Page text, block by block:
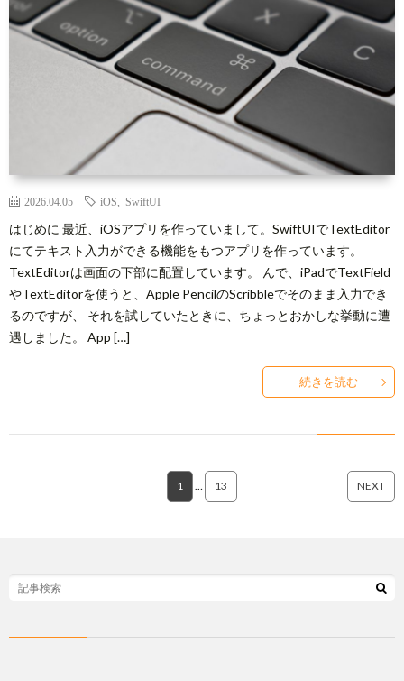
2026.04.05 iOS SwiftUI
はじめに 最近、iOSアプリを作っていまして。SwiftUIでTextEditor
にてテキスト入力ができる機能をもつアプリを作っています。
TextEditorは画面の下部に配置しています。 んで、iPadでTextField
やTextEditorを使うと、Apple PencilのScribbleでそのまま入力でき
るのですが、 それを試していたときに、ちょっとおかしな挙動に遭
遇しました。 App […]
続きを読む
1 … 13 NEXT